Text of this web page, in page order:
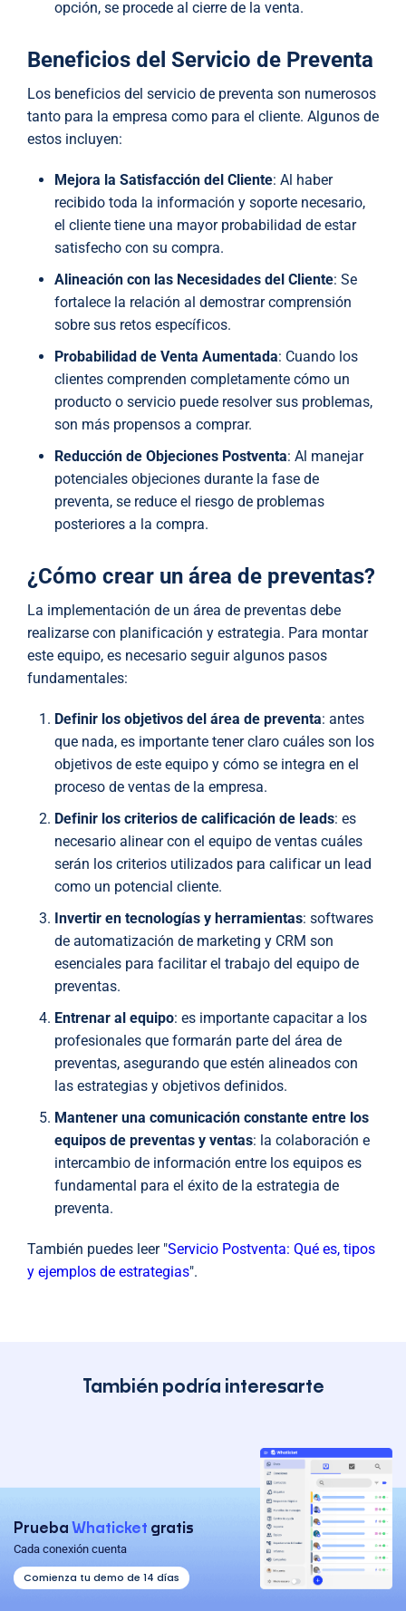
opción, se procede al cierre de la venta.
Beneficios del Servicio de Preventa
Los beneficios del servicio de preventa son numerosos
tanto para la empresa como para el cliente. Algunos de
estos incluyen:
Mejora la Satisfacción del Cliente: Al haber
recibido toda la información y soporte necesario,
el cliente tiene una mayor probabilidad de estar
satisfecho con su compra.
Alineación con las Necesidades del Cliente: Se
fortalece la relación al demostrar comprensión
sobre sus retos específicos.
Probabilidad de Venta Aumentada: Cuando los
clientes comprenden completamente cómo un
producto o servicio puede resolver sus problemas,
son más propensos a comprar.
Reducción de Objeciones Postventa: Al manejar
potenciales objeciones durante la fase de
preventa, se reduce el riesgo de problemas
posteriores a la compra.
¿Cómo crear un área de preventas?
La implementación de un área de preventas debe
realizarse con planificación y estrategia. Para montar
este equipo, es necesario seguir algunos pasos
fundamentales:
Definir los objetivos del área de preventa: antes
que nada, es importante tener claro cuáles son los
objetivos de este equipo y cómo se integra en el
proceso de ventas de la empresa.
Definir los criterios de calificación de leads: es
necesario alinear con el equipo de ventas cuáles
serán los criterios utilizados para calificar un lead
como un potencial cliente.
Invertir en tecnologías y herramientas: softwares
de automatización de marketing y CRM son
esenciales para facilitar el trabajo del equipo de
preventas.
Entrenar al equipo: es importante capacitar a los
profesionales que formarán parte del área de
preventas, asegurando que estén alineados con
las estrategias y objetivos definidos.
Mantener una comunicación constante entre los
equipos de preventas y ventas: la colaboración e
intercambio de información entre los equipos es
fundamental para el éxito de la estrategia de
preventa.
También puedes leer "Servicio Postventa: Qué es, tipos
y ejemplos de estrategias".​​
También podría interesarte
Prueba Whaticket gratis
Cada conexión cuenta
Comienza tu demo de 14 días